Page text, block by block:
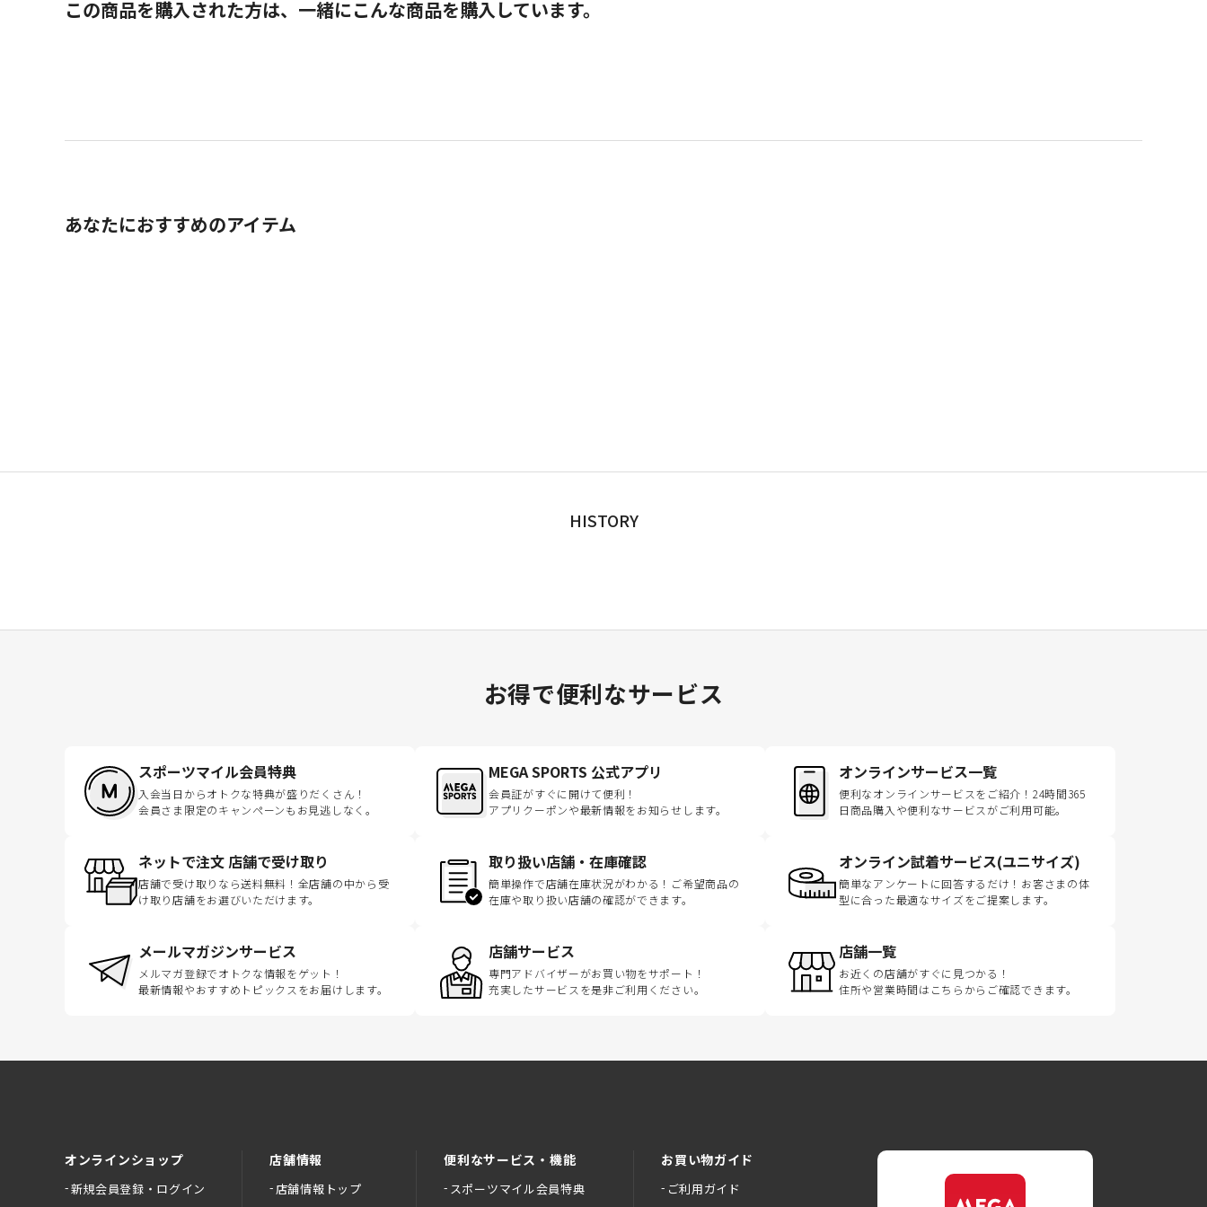
この商品を購入された方は、一緒にこんな商品を購入しています。
あなたにおすすめのアイテム
HISTORY
お得で便利なサービス
スポーツマイル会員特典
入会当日からオトクな特典が盛りだくさん！
会員さま限定のキャンペーンもお見逃しなく。
MEGA SPORTS 公式アプリ
会員証がすぐに開けて便利！
アプリクーポンや最新情報をお知らせします。
オンラインサービス一覧
便利なオンラインサービスをご紹介！24時間365
日商品購入や便利なサービスがご利用可能。
ネットで注文 店舗で受け取り
店舗で受け取りなら送料無料！全店舗の中から受
け取り店舗をお選びいただけます。
取り扱い店舗・在庫確認
簡単操作で店舗在庫状況がわかる！ご希望商品の
在庫や取り扱い店舗の確認ができます。
オンライン試着サービス(ユニサイズ)
簡単なアンケートに回答するだけ！お客さまの体
型に合った最適なサイズをご提案します。
メールマガジンサービス
メルマガ登録でオトクな情報をゲット！
最新情報やおすすめトピックスをお届けします。
店舗サービス
専門アドバイザーがお買い物をサポート！
充実したサービスを是非ご利用ください。
店舗一覧
お近くの店舗がすぐに見つかる！
住所や営業時間はこちらからご確認できます。
オンラインショップ
新規会員登録・ログイン
店舗情報
店舗情報トップ
便利なサービス・機能
スポーツマイル会員特典
お買い物ガイド
ご利用ガイド